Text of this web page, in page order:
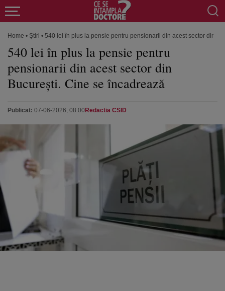
Home • Știri • 540 lei în plus la pensie pentru pensionarii din acest sector din
540 lei în plus la pensie pentru
pensionarii din acest sector din
București. Cine se încadrează
Publicat: 07-06-2026, 08:00 Redactia CSID